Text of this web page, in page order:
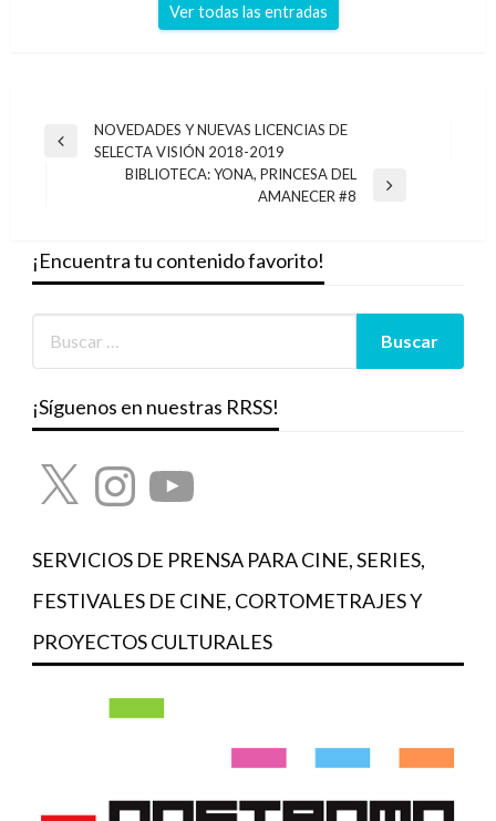
Ver todas las entradas
Navegación
Entrada
NOVEDADES Y NUEVAS LICENCIAS DE
SELECTA VISIÓN 2018-2019
BIBLIOTECA: YONA, PRINCESA DEL
AMANECER #8
¡Encuentra tu contenido favorito!
¡Síguenos en nuestras RRSS!
X InstagramYouTube
SERVICIOS DE PRENSA PARA CINE, SERIES,
FESTIVALES DE CINE, CORTOMETRAJES Y
PROYECTOS CULTURALES